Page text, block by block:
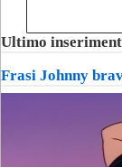
Ultimo
Frasi Johnny